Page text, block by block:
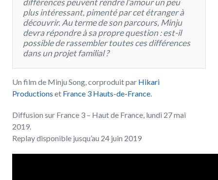
différences peuvent rendre l’amour un peu
plus intéressant, pimenté par cet étranger à
découvrir. Au terme de son parcours, Minju
devra répondre à sa propre question : est-il
possible de rassembler toutes ces différences
dans un projet familial ?
Un film de Minju Song, corproduit par Hikari
Productions et France 3 Hauts-de-France.
Diffusion sur France 3 – Haut de France, lundi 27 mai
2019.
Replay disponible jusqu’au 24 juin 2019